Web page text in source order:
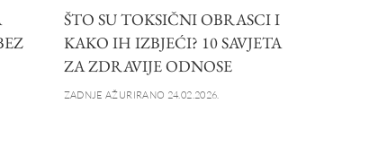
ŠTO SU TOKSIČNI OBRASCI I
KAKO IH IZBJEĆI? 10 SAVJETA
ZA ZDRAVIJE ODNOSE
ZADNJE AŽURIRANO 24.02.2026.